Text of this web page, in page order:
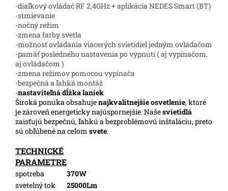
-diaľkový ovládač RF 2,4GHz + aplikácia NEDES Smart (BT)
-stmievanie
-nočný režim
-zmena farby svetla
-možnosť ovládania viacerých svietidiel jedným ovládačom
-pamäť posledného nastavenia po vypnutí ( aj vypínačom,
aj ovládačom )
-zmena režimov pomocou vypínača
-bezpečná a ľahká montáž
-nastaviteľná dĺžka laniek
Široká ponuka obsahujenajkvalitnejšie osvetlenie, ktoré
je zároveň energeticky najúspornejšie. Našesvietidlá
zaisťujú bezpečnú, ľahkú a bezproblémovú inštaláciu, preto
sú obľúbené na celom svete.
TECHNICKÉ
PARAMETRE
spotreba
370W
svetelný tok
25000Lm